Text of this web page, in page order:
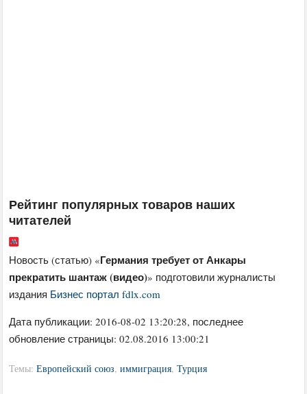
Рейтинг популярных товаров наших
читателей
Новость (статью) «Германия требует от Анкары
прекратить шантаж (видео)» подготовили журналисты
издания Бизнес портал fdlx.com
Дата публикации:2016-08-02 13:20:28, последнее
обновление страницы: 02.08.2016 13:00:21
Темы:Европейский союз,иммиграция,Турция